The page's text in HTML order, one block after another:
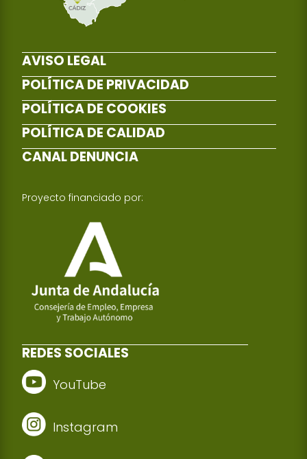
AVISO LEGAL
POLÍTICA DE PRIVACIDAD
POLÍTICA DE COOKIES
POLÍTICA DE CALIDAD
CANAL DENUNCIA
Proyecto financiado por:
REDES SOCIALES
YouTube
Instagram